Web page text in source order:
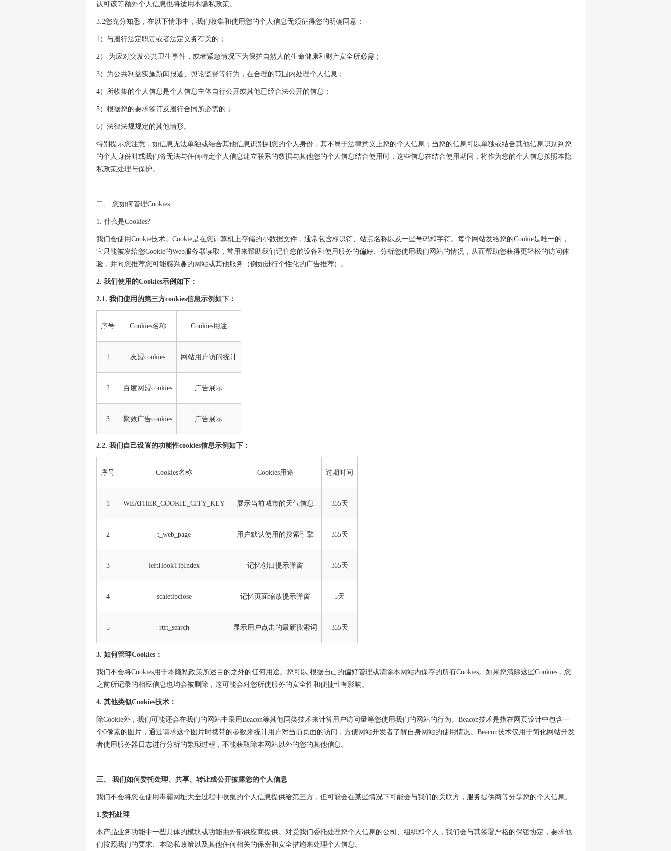
认可该等额外个人信息也将适用本隐私政策。
3.2您充分知悉，在以下情形中，我们收集和使用您的个人信息无须征得您的明确同意：
1）与履行法定职责或者法定义务有关的；
2） 为应对突发公共卫生事件，或者紧急情况下为保护自然人的生命健康和财产安全所必需；
3）为公共利益实施新闻报道、舆论监督等行为，在合理的范围内处理个人信息；
4）所收集的个人信息是个人信息主体自行公开或其他已经合法公开的信息；
5）根据您的要求签订及履行合同所必需的；
6）法律法规规定的其他情形。
特别提示您注意，如信息无法单独或结合其他信息识别到您的个人身份，其不属于法律意义上您的个人信息；当您的信息可以单独或结合其他信息识别到您
的个人身份时或我们将无法与任何特定个人信息建立联系的数据与其他您的个人信息结合使用时，这些信息在结合使用期间，将作为您的个人信息按照本隐
私政策处理与保护。
二、 您如何管理Cookies
1. 什么是Cookies?
我们会使用Cookie技术。Cookie是在您计算机上存储的小数据文件，通常包含标识符、站点名称以及一些号码和字符。每个网站发给您的Cookie是唯一的，
它只能被发给您Cookie的Web服务器读取，常用来帮助我们记住您的设备和使用服务的偏好、分析您使用我们网站的情况，从而帮助您获得更轻松的访问体
验，并向您推荐您可能感兴趣的网站或其他服务（例如进行个性化的广告推荐）。
2. 我们使用的Cookies示例如下：
2.1. 我们使用的第三方cookies信息示例如下：
序号 Cookies名称 Cookies用途
1 友盟cookies 网站用户访问统计
2 百度网盟cookies 广告展示
3 聚效广告cookies 广告展示
2.2. 我们自己设置的功能性cookies信息示例如下：
序号 Cookies名称 Cookies用途 过期时间
1 WEATHER_COOKIE_CITY_KEY 展示当前城市的天气信息 365天
2 t_web_page 用户默认使用的搜索引擎 365天
3 leftHookTipIndex 记忆创口提示弹窗 365天
4 scaletipclose 记忆页面缩放提示弹窗 5天
5 rtft_search 显示用户点击的最新搜索词 365天
3. 如何管理Cookies：
我们不会将Cookies用于本隐私政策所述目的之外的任何用途。您可以 根据自己的偏好管理或清除本网站内保存的所有Cookies。如果您清除这些Cookies，您
之前所记录的相应信息也均会被删除，这可能会对您所使服务的安全性和便捷性有影响。
4. 其他类似Cookies技术：
除Cookie外，我们可能还会在我们的网站中采用Beacon等其他同类技术来计算用户访问量等您使用我们的网站的行为。Beacon技术是指在网页设计中包含一
个0像素的图片，通过请求这个图片时携带的参数来统计用户对当前页面的访问，方便网站开发者了解自身网站的使用情况。Beacon技术仅用于简化网站开发
者使用服务器日志进行分析的繁琐过程，不能获取除本网站以外的您的其他信息。
三、 我们如何委托处理、共享、转让或公开披露您的个人信息
我们不会将您在使用毒霸网址大全过程中收集的个人信息提供给第三方，但可能会在某些情况下可能会与我们的关联方，服务提供商等分享您的个人信息。
1.委托处理
本产品业务功能中一些具体的模块或功能由外部供应商提供。对受我们委托处理您个人信息的公司、组织和个人，我们会与其签署严格的保密协定，要求他
们按照我们的要求、本隐私政策以及其他任何相关的保密和安全措施来处理个人信息。